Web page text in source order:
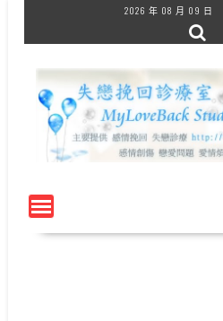
content
2026 年 08 月 09 日